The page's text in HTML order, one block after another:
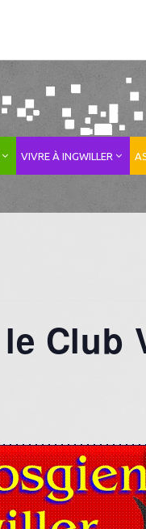
VIVRE À INGWILLER
Club